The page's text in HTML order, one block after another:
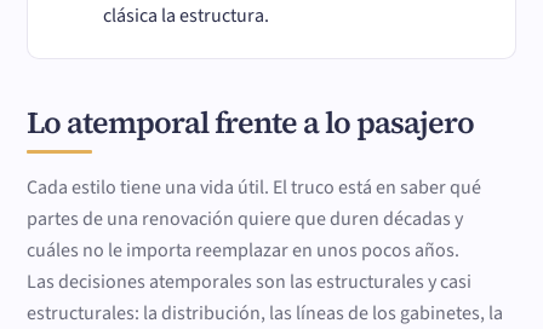
clásica la estructura.
Lo atemporal frente a lo pasajero
Cada estilo tiene una vida útil. El truco está en saber qué
partes de una renovación quiere que duren décadas y
cuáles no le importa reemplazar en unos pocos años.
Las decisiones atemporales son las estructurales y casi
estructurales: la distribución, las líneas de los gabinetes, la